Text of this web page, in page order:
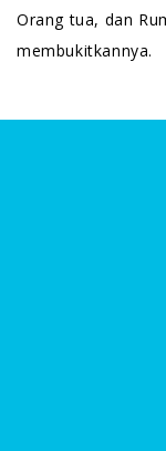
Orang tua, dan
membukitkannya.